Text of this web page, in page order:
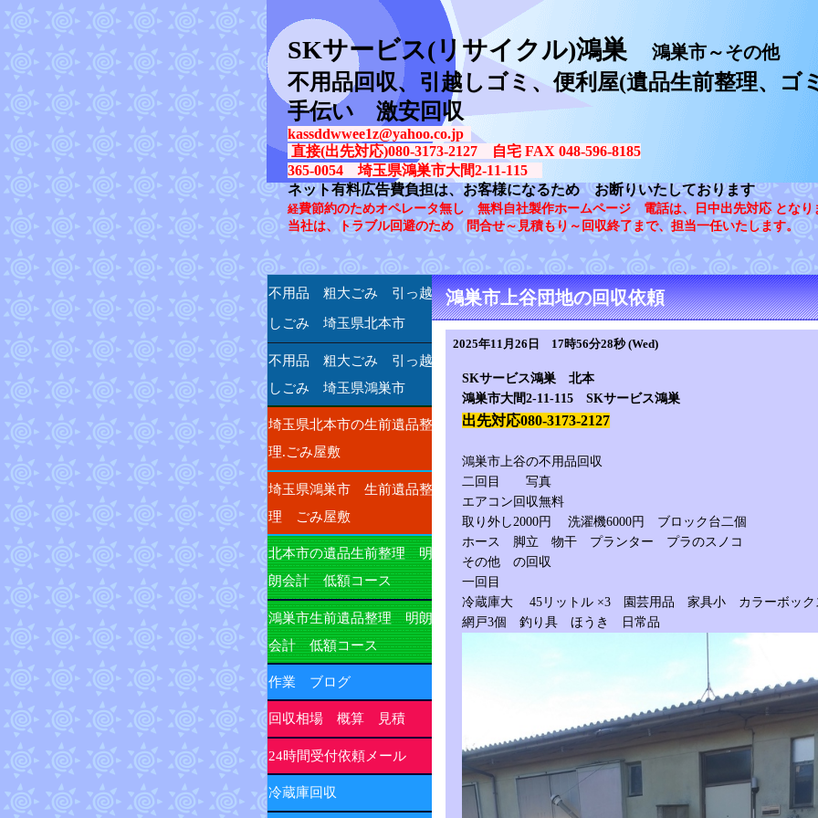
SKサービス(リサイクル)鴻巣 鴻巣市～その他
不用品回収、引越しゴミ、便利屋(遺品生前整理、ゴ
手伝い 激安回収
kassddwwee1z@yahoo.co.jp
直接(出先対応)080-3173-2127 自宅 FAX 048-596-8185
365-0054 埼玉県鴻巣市大間2-11-115
ネット有料広告費負担は、お客様になるため お断りいたしております
経費節約のためオペレータ無し 無料自社製作ホームページ 電話は、日中出先対応 とな
当社は、トラブル回避のため 問合せ～見積もり～回収終了まで、担当一任いたします。
鴻巣市上谷団地の回収依頼
2025年11月26日 17時56分28秒 (Wed)
SKサービス鴻巣 北本
鴻巣市大間2-11-115 SKサービス鴻巣
出先対応080-3173-2127
鴻巣市上谷の不用品回収
二回目 写真
エアコン回収無料
取り外し2000円 洗濯機6000円 ブロック台二個
ホース 脚立 物干 プランター プラのスノコ
その他 の回収
一回目
冷蔵庫大 45リットル ×3 園芸用品 家具小 カラーボック
網戸3個 釣り具 ほうき 日常品
不用品 粗大ごみ 引っ越
しごみ 埼玉県北本市
不用品 粗大ごみ 引っ越
しごみ 埼玉県鴻巣市
埼玉県北本市の生前遺品整
理.ごみ屋敷
埼玉県鴻巣市 生前遺品整
理 ごみ屋敷
北本市の遺品生前整理 明
朗会計 低額コース
鴻巣市生前遺品整理 明朗
会計 低額コース
作業 ブログ
回収相場 概算 見積
24時間受付依頼メール
冷蔵庫回収